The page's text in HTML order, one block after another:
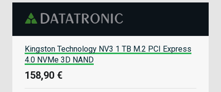
Kingston Technology NV3 1 TB M.2 PCI Express
4.0 NVMe 3D NAND
158,90 €